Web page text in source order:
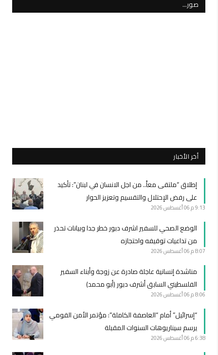
صور…
أخر الأخبار
إطلاق “ملتقى معاً.. من اجل الانسان في لبنان”: تأكيد
على رفض الإحتلال والتقسيم وتعزيز الحوار
9:13 م 06 أغسطس 2026
الوضع الصحي للسفير اشرف دبور خطر جدا وبيانات تحذر
من تداعيات توقيفه واحتجازه
8:07 م 06 أغسطس 2026
مناشدة إنسانية عاجلة صادرة عن زوجة وأبناء السفير
الفلسطيني السابق أشرف دبور (أبو محمد)
8:06 م 06 أغسطس 2026
“إسرائيل” أمام “العاصفة الكاملة”: مؤتمر الأمن القومي
يرسم سيناريوهات السنوات المقبلة
6:38 م 06 أغسطس 2026